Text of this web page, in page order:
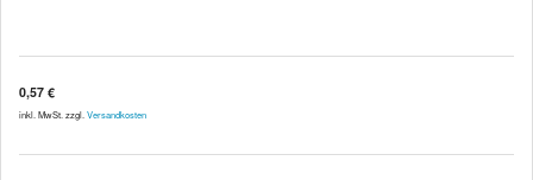
0,57 €
inkl. MwSt. zzgl. Versandkosten